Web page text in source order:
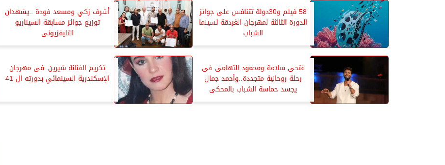
58 فيلم و30دولة تتنافس على جوائز
الدورة الثالثة لمهرجان الغردقة لسينما
الشباب
أشرف زكي ومسعد فودة ..يشهدان
توزيع جوائز مسابقة السيناريو
التليفزيونى
فتحى سلامة ومحمود التهامى فى
رحلة روحانية متجددة..وأحمد جمال
يجسد حماسة الشباب بالمحكى
تكريم الفنانة شيرين..فى مهرجان
الإسكندرية السينمائي بدورته ال 41